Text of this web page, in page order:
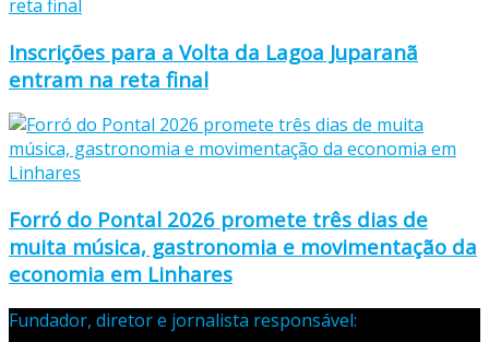
Inscrições para a Volta da Lagoa Juparanã
entram na reta final
Forró do Pontal 2026 promete três dias de
muita música, gastronomia e movimentação da
economia em Linhares
Fundador, diretor e jornalista responsável: